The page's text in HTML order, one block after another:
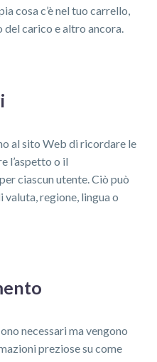
cosa c’è nel tuo carrello,
carico e altro ancora.
al sito Web di ricordare le
l’aspetto o il
ciascun utente. Ciò può
regione, lingua o
necessari ma vengono
preziose su come